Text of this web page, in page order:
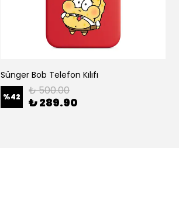
Sünger Bob Telefon Kılıfı
%42 ₺ 500.00
₺ 289.90